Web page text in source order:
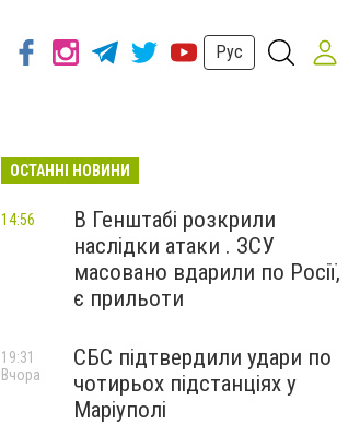
Рус
ОСТАННІ НОВИНИ
В Генштабі розкрили
наслідки атаки . ЗСУ
масовано вдарили по Росії,
є прильоти
14:56
СБС підтвердили удари по
чотирьох підстанціях у
Маріуполі
19:31
Вчора